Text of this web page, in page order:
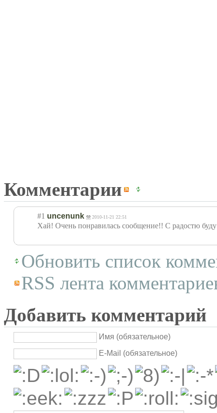
Комментарии
#1 uncenunk 2010-11-21 22:51
Хай! Очень понравилась сообщение!! С радостю
Обновить список
RSS лента
Добавить комментарий
Имя (обязательное)
E-Mail (обязательное)